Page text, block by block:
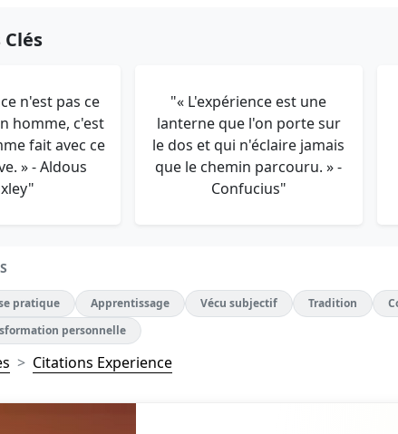
n'est pas ce
homme, c'est
fait avec ce
» - Aldous
"« L'expérience est une
lanterne que l'on porte sur
le dos et qui n'éclaire jamais
que le chemin parcouru. » -
Confucius"
pratique Apprentissage Vécu subjectif Tradition
personnelle
Citations Experience